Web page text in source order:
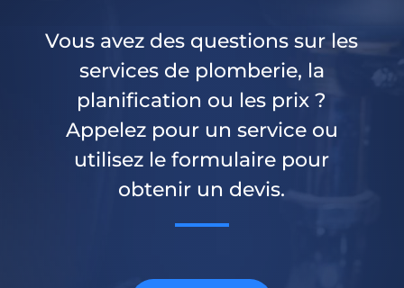
Vous avez des questions sur les
services de plomberie, la
planification ou les prix ?
Appelez pour un service ou
utilisez le formulaire pour
obtenir un devis.